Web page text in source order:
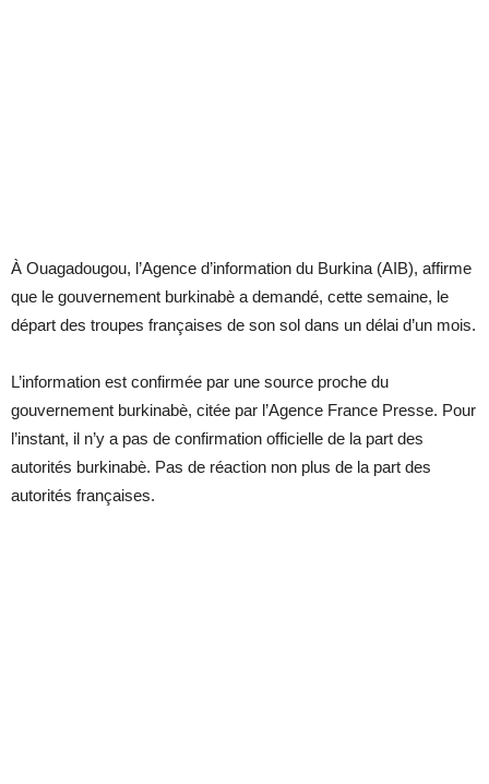
À Ouagadougou, l’Agence d’information du Burkina (AIB), affirme
que le gouvernement burkinabè a demandé, cette semaine, le
départ des troupes françaises de son sol dans un délai d’un mois.
L’information est confirmée par une source proche du
gouvernement burkinabè, citée par l’Agence France Presse. Pour
l’instant, il n’y a pas de confirmation officielle de la part des
autorités burkinabè. Pas de réaction non plus de la part des
autorités françaises.